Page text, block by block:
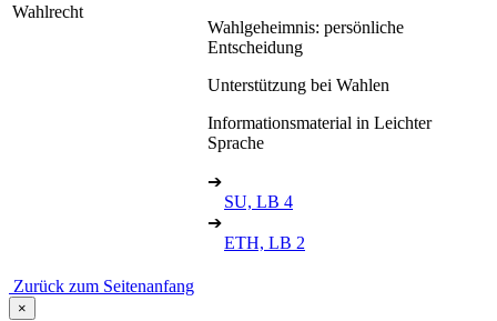
Wahlrecht
Wahlgeheimnis: persönliche
Entscheidung
Unterstützung bei Wahlen
Informationsmaterial in Leichter
Sprache
➔
SU, LB 4
➔
ETH, LB 2
Zurück zum Seitenanfang
×